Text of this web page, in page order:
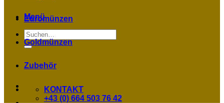
Menü
Suchen
nach:
Euromünzen
Goldmünzen
Zubehör
KONTAKT
+43 (0) 664 503 76 42